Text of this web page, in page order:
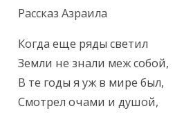
Рассказ Азраила
Когда еще ряды светил
Земли не знали меж собой,
В те годы я уж в мире был,
Смотрел очами и душой,